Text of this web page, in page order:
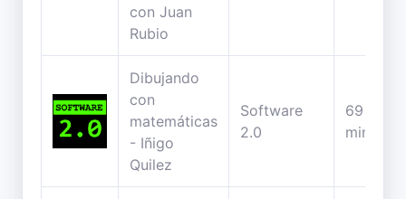
con Juan
Rubio
Dibujando
con
matemáticas
- Iñigo
Quilez
Software
2.0
69
minutos